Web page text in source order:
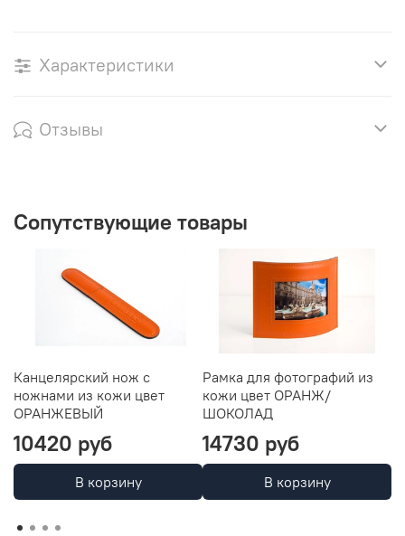
Характеристики
Отзывы
Сопутствующие товары
Канцелярский нож с
ножнами из кожи цвет
ОРАНЖЕВЫЙ
10420 руб
В корзину
Рамка для фотографий из
кожи цвет ОРАНЖ/
ШОКОЛАД
14730 руб
В корзину